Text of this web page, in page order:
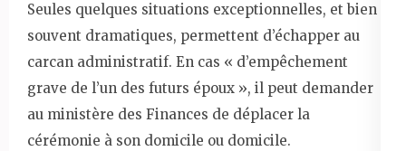
Seules quelques situations exceptionnelles, et bien
souvent dramatiques, permettent d’échapper au
carcan administratif. En cas « d’empêchement
grave de l’un des futurs époux », il peut demander
au ministère des Finances de déplacer la
cérémonie à son domicile ou domicile.